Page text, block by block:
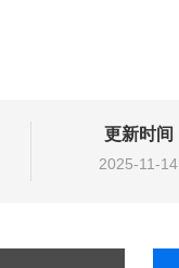
更新时间
2025-11-14